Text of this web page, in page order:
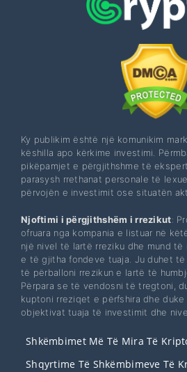
Ky publikim është një komunikim
këshilla apo kërkime investimi.
pikëpamjet e përgjithshme të
parasysh rrethanat personale të
përvojën e investimit ose situatën
Njoftimi i përgjithshëm i rrezikut:
ofruara nga kompania e listuar në
një nivel të lartë rreziku dhe mund të
e të gjitha fondeve tuaja. Ju duhet
të përballoni rrezikun e lartë të
Përpara se të vendosni të tregtoni,
kuptoni rreziqet e përfshira dhe duke
objektivat tuaja të investimit dhe
Shkëmbimet Më Të Mira Të
Shqyrtime Të Shkëmbimeve Të